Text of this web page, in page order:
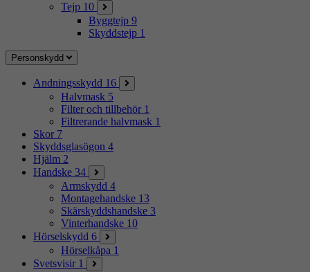
Tejp 10
Byggtejp 9
Skyddstejp 1
Personskydd
Andningsskydd 16
Halvmask 5
Filter och tillbehör 1
Filtrerande halvmask 1
Skor 7
Skyddsglasögon 4
Hjälm 2
Handske 34
Armskydd 4
Montagehandske 13
Skärskyddshandske 3
Vinterhandske 10
Hörselskydd 6
Hörselkåpa 1
Svetsvisir 1